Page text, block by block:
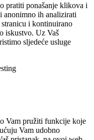
pratiti ponašanje klikova i
anonimno ih analizirati
i kontinuirano
iskustvo. Uz Vaš
sljedeće usluge
Vam pružiti funkcije koje
Vam udobno